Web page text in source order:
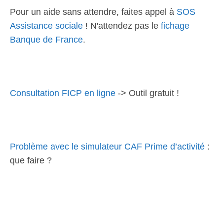
Pour un aide sans attendre, faites appel à SOS
Assistance sociale ! N'attendez pas le fichage
Banque de France.
Consultation FICP en ligne -> Outil gratuit !
Problème avec le simulateur CAF Prime d’activité :
que faire ?